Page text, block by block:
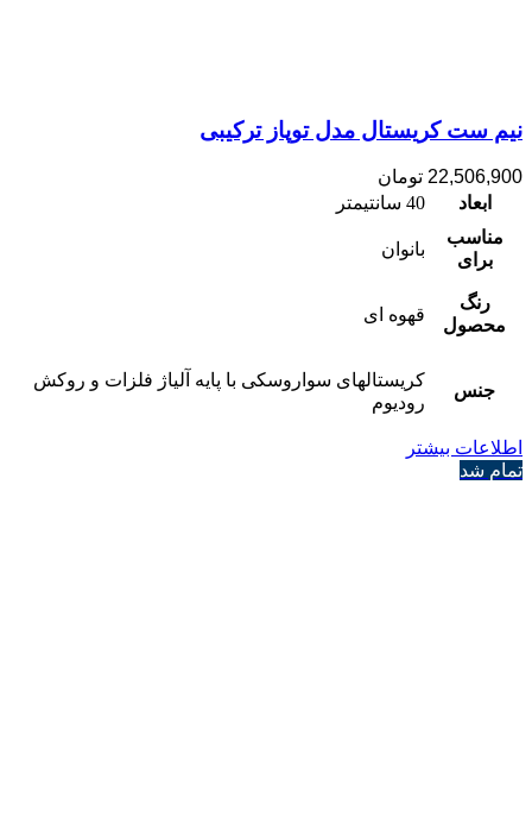
نیم ست کریستال مدل توپاز ترکیبی
22,506,900 تومان
ابعاد
40 سانتیمتر
مناسب
برای
بانوان
رنگ
محصول
قهوه ای
جنس
کریستالهای سواروسکی با پایه آلیاژ فلزات و روکش
رودیوم
اطلاعات بیشتر
تمام شد